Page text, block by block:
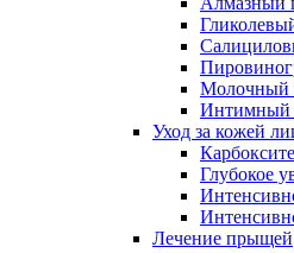
Молочный
Интимный
Уход за кожей
Глубокое
Лечение прыщей